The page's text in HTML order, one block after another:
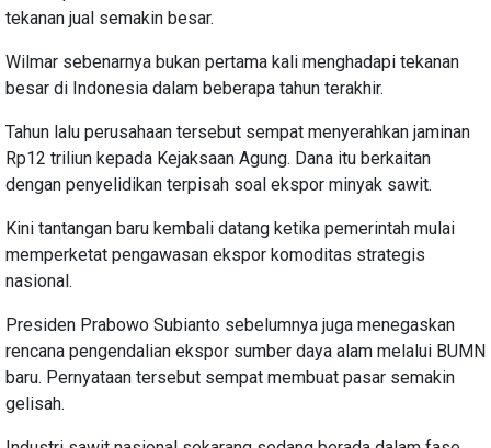
tekanan jual semakin besar.
Wilmar sebenarnya bukan pertama kali menghadapi tekanan
besar di Indonesia dalam beberapa tahun terakhir.
Tahun lalu perusahaan tersebut sempat menyerahkan jaminan
Rp12 triliun kepada Kejaksaan Agung. Dana itu berkaitan
dengan penyelidikan terpisah soal ekspor minyak sawit.
Kini tantangan baru kembali datang ketika pemerintah mulai
memperketat pengawasan ekspor komoditas strategis
nasional.
Presiden Prabowo Subianto sebelumnya juga menegaskan
rencana pengendalian ekspor sumber daya alam melalui BUMN
baru. Pernyataan tersebut sempat membuat pasar semakin
gelisah.